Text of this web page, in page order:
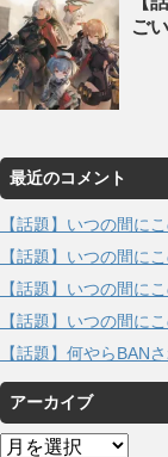
ご
最近のコメント
【話題】いつの間に
【話題】いつの間に
【話題】いつの間に
【話題】いつの間に
【話題】何やらBAN
アーカイブ
ア